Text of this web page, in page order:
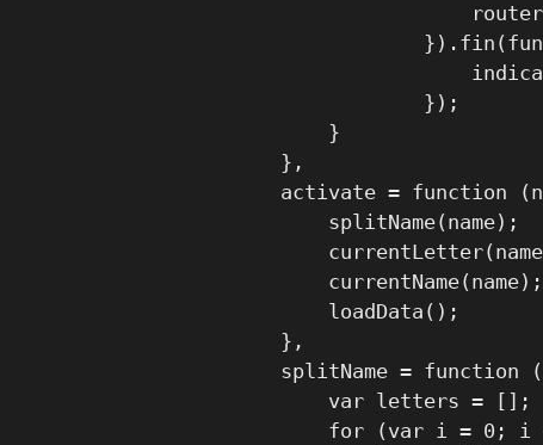
                        });
                }
            },
activate = function
                splitName(name);
                currentName(name);
                loadData();
            },
splitName = function
                var letters = [];
for (var i = 0; i